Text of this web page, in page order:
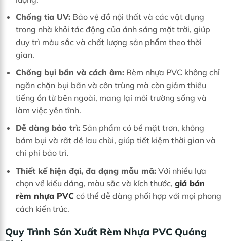
Chống tia UV:Bảo vệ đồ nội thất và các vật dụng
trong nhà khỏi tác động của ánh sáng mặt trời, giúp
duy trì màu sắc và chất lượng sản phẩm theo thời
gian.
Chống bụi bẩn và cách âm:Rèm nhựa PVC không chỉ
ngăn chặn bụi bẩn và côn trùng mà còn giảm thiểu
tiếng ồn từ bên ngoài, mang lại môi trường sống và
làm việc yên tĩnh.
Dễ dàng bảo trì:Sản phẩm có bề mặt trơn, không
bám bụi và rất dễ lau chùi, giúp tiết kiệm thời gian và
chi phí bảo trì.
Thiết kế hiện đại, đa dạng mẫu mã:Với nhiều lựa
chọn về kiểu dáng, màu sắc và kích thước, giá bán
rèm nhựa PVCcó thể dễ dàng phối hợp với mọi phong
cách kiến trúc.
Quy Trình Sản Xuất Rèm Nhựa PVC Quảng